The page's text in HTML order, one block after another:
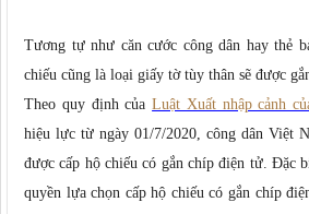
Tương tự như căn cước công dân hay thẻ
chiếu cũng là loại giấy tờ tùy thân sẽ được
Theo quy định củaLuật Xuất nhập cảnh
hiệu lực từ ngày 01/7/2020, công dân Việt
được cấp hộ chiếu có gắn chíp điện tử. Đặc
quyền lựa chọn cấp hộ chiếu có gắn chíp